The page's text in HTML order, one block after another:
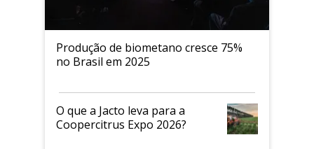
Produção de biometano cresce 75%
no Brasil em 2025
O que a Jacto leva para a
Coopercitrus Expo 2026?